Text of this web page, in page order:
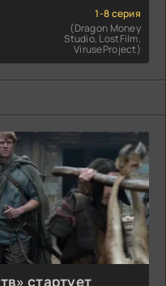
1-8 серия
(Dragon Money
Studio, LostFilm,
ViruseProject)
стартует